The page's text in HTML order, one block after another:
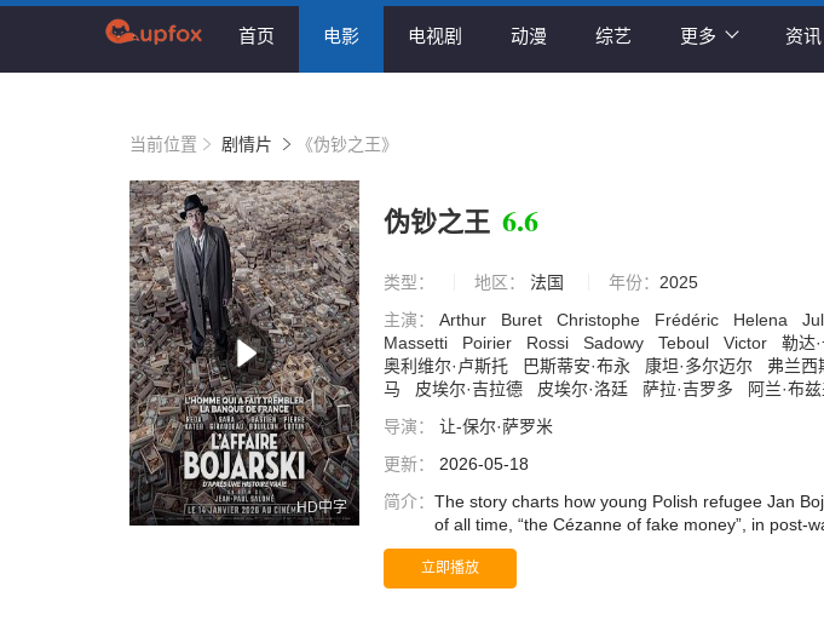
首页 电影 电视剧 动漫 综艺 更多 资讯
当前位置 剧情片 《伪钞之王》
HD中字
伪钞之王 6.6
类型： 地区： 法国 年份： 2025
主演：
Arthur Buret Christophe Frédéric Helena
Massetti
Poirier Rossi Sadowy Teboul Victor 勒达
奥利维尔·卢斯托
巴斯蒂安·布永 康坦·多尔迈尔 弗兰西
马
皮埃尔·吉拉德 皮埃尔·洛廷 萨拉·吉罗多
阿兰·布
导演：
让-保尔·萨罗米
更新：
2026-05-18
简介： The story charts how young Polish refugee Jan
of all time, “the Cézanne of fake money”, in post-
and unbeknownst to his family, this man led a
which was “more real” than the notes printed by
bottom of his garden; and how, ...
立即播放